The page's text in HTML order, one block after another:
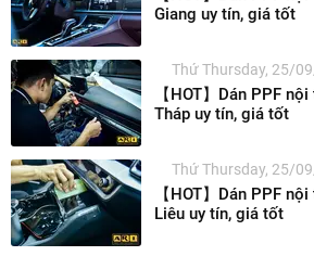
Giang uy tín, giá tốt
Thứ Thursday, 25/
【HOT】Dán PPF
Tháp uy tín, giá tốt
Thứ Thursday, 25/
【HOT】Dán PPF
Liêu uy tín, giá tốt